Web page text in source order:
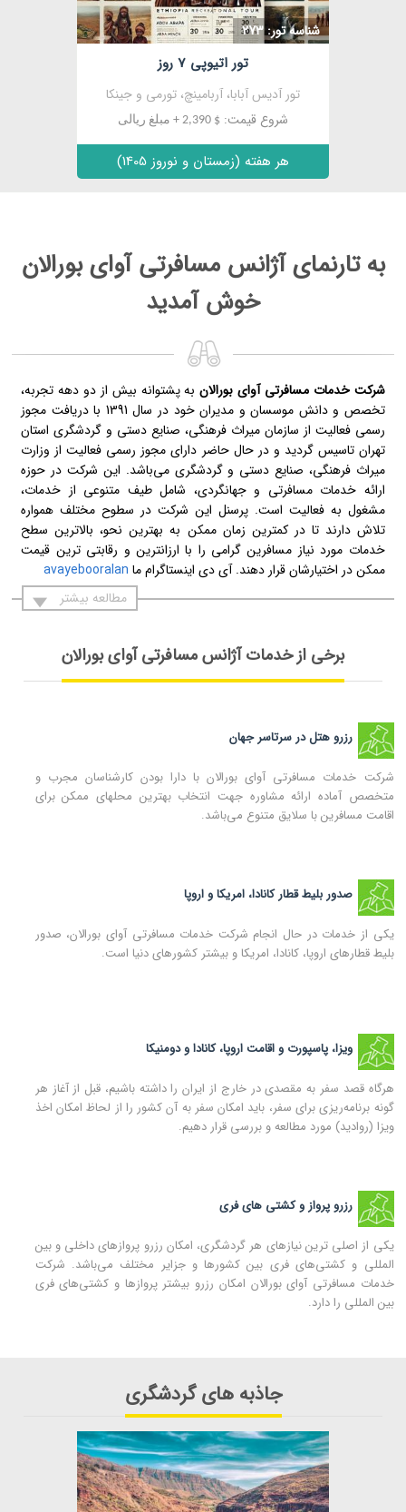
شناسه تور: 273
تور اتیوپی 7 روز
تور آدیس آبابا، آربامینچ، تورمی و جینکا
شروع قیمت: $ 2,390 + مبلغ ریالی
هر هفته (زمستان و نوروز 1405)
به تارنمای آژانس مسافرتی آوای بورالان
خوش آمدید
شرکت خدمات مسافرتی آوای بورالانبه پشتوانه بیش از دو دهه تجربه،
تخصص و دانش موسسان و مدیران خود در سال 1391 با دریافت مجوز
رسمی فعالیت از سازمان میراث فرهنگی، صنایع دستی و گردشگری استان
تهران تاسیس گردید و در حال حاضر دارای مجوز رسمی فعالیت از وزارت
میراث فرهنگی، صنایع دستی و گردشگری می‌باشد. این شرکت در حوزه
ارائه خدمات مسافرتی و جهانگردی، شامل طیف متنوعی از خدمات،
مشغول به فعالیت است. پرسنل این شرکت در سطوح مختلف همواره
تلاش دارند تا در کمترین زمان ممکن به بهترین نحو، بالاترین سطح
خدمات مورد نیاز مسافرین گرامی را با ارزانترین و رقابتی ترین قیمت
ممکن در اختیارشان قرار دهند. آی دی اینستاگرام ما avayebooralan
مطالعه بیشتر
برخی از خدمات آژانس مسافرتی آوای بورالان
رزرو هتل در سرتاسر جهان
شرکت خدمات مسافرتی آوای بورالان با دارا بودن کارشناسان مجرب و
متخصص آماده ارائه مشاوره جهت انتخاب بهترین محلهای ممکن برای
اقامت مسافرین با سلایق متنوع می‌باشد.
صدور بلیط قطار کانادا، امریکا و اروپا
یکی از خدمات در حال انجام شرکت خدمات مسافرتی آوای بورالان، صدور
بلیط قطارهای اروپا، کانادا، امریکا و بیشتر کشورهای دنیا است.
ویزا، پاسپورت و اقامت اروپا، کانادا و دومنیکا
هرگاه قصد سفر به مقصدی در خارج از ایران را داشته باشیم، قبل از آغاز هر
گونه برنامه‌ریزی برای سفر، باید امکان سفر به آن کشور را از لحاظ امکان اخذ
ویزا (روادید) مورد مطالعه و بررسی قرار دهیم.
رزرو پرواز و کشتی های فری
یکی از اصلی ترین نیازهای هر گردشگری، امکان رزرو پروازهای داخلی و بین
المللی و کشتی‌های فری بین کشورها و جزایر مختلف می‌باشد. شرکت
خدمات مسافرتی آوای بورالان امکان رزرو بیشتر پروازها و کشتی‌های فری
بین المللی را دارد.
جاذبه های گردشگری